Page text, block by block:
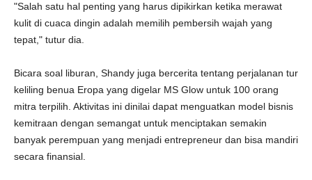
"Salah satu hal penting yang harus dipikirkan ketika merawat
kulit di cuaca dingin adalah memilih pembersih wajah yang
tepat," tutur dia.
Bicara soal liburan, Shandy juga bercerita tentang perjalanan tur
keliling benua Eropa yang digelar MS Glow untuk 100 orang
mitra terpilih. Aktivitas ini dinilai dapat menguatkan model bisnis
kemitraan dengan semangat untuk menciptakan semakin
banyak perempuan yang menjadi entrepreneur dan bisa mandiri
secara finansial.